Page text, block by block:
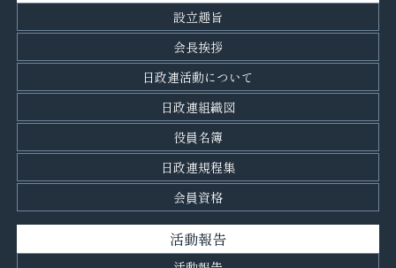
設立趣旨
会長挨拶
日政連活動について
日政連組織図
役員名簿
日政連規程集
会員資格
活動報告